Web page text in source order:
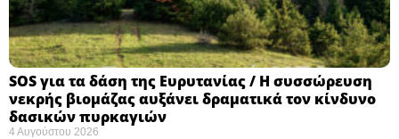
SOS για τα δάση της Ευρυτανίας / Η συσσώρευση
νεκρής βιομάζας αυξάνει δραματικά τον κίνδυνο
δασικών πυρκαγιών
4 Αυγούστου 2026